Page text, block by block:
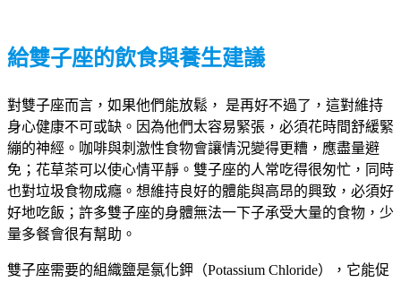
給雙子座的飲食與養生建議
對雙子座而言，如果他們能放鬆， 是再好不過了，這對維持
身心健康不可或缺。因為他們太容易緊張，必須花時間舒緩緊
繃的神經。咖啡與刺激性食物會讓情況變得更糟，應盡量避
免；花草茶可以使心情平靜。雙子座的人常吃得很匆忙，同時
也對垃圾食物成癮。想維持良好的體能與高昂的興致，必須好
好地吃飯；許多雙子座的身體無法一下子承受大量的食物，少
量多餐會很有幫助。
雙子座需要的組織鹽是氯化鉀（Potassium Chloride），它能促